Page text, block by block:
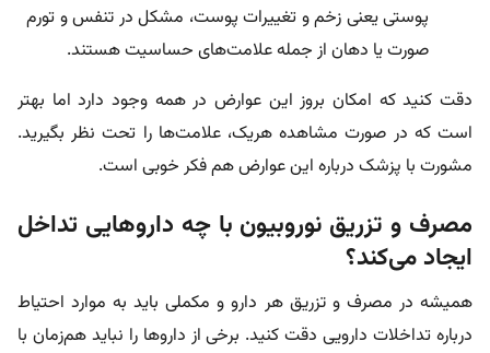
پوستی یعنی زخم و تغییرات پوست، مشکل در تنفس و تورم
صورت یا دهان از جمله علامت‌های حساسیت هستند.
دقت کنید که امکان بروز این عوارض در همه وجود دارد اما بهتر
است که در صورت مشاهده هریک، علامت‌ها را تحت نظر بگیرید.
مشورت با پزشک درباره این عوارض هم فکر خوبی است.
مصرف و تزریق نوروبیون با چه داروهایی تداخل
ایجاد می‌کند؟
همیشه در مصرف و تزریق هر دارو و مکملی باید به موارد احتیاط
درباره تداخلات دارویی دقت کنید. برخی از داروها را نباید هم‌زمان با